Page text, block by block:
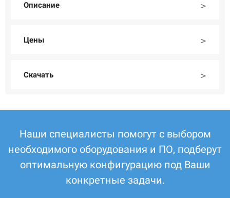
Описание
Цены
Скачать
Наши специалисты помогут с выбором
необходимого оборудования и ПО, подберут
оптимальную конфигурацию под Ваши
конкретные задачи.